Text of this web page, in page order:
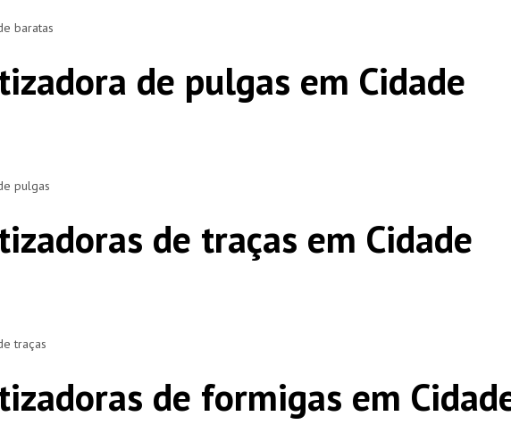
baratas
de pulgas em Cidade
pulgas
de traças em Cidade
traças
de formigas em